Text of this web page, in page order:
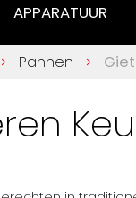
APPARATUUR
Pannen